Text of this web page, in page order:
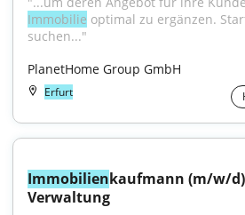
Immobilie optimal zu ergänzen.
suchen..."
PlanetHome Group GmbH
Erfurt
Immobilienkaufmann (m/w/d)
Verwaltung